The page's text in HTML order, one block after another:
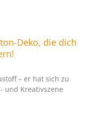
Deko, die dich
– er hat sich zu
und Kreativszene